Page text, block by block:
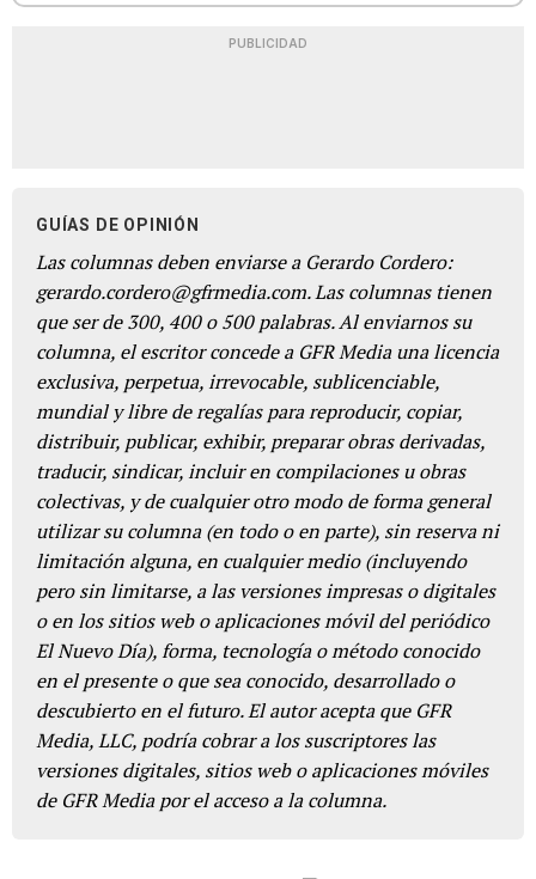
PUBLICIDAD
GUÍAS DE OPINIÓN
Las columnas deben enviarse a Gerardo Cordero:
gerardo.cordero@gfrmedia.com. Las columnas tienen
que ser de 300, 400 o 500 palabras. Al enviarnos su
columna, el escritor concede a GFR Media una licencia
exclusiva, perpetua, irrevocable, sublicenciable,
mundial y libre de regalías para reproducir, copiar,
distribuir, publicar, exhibir, preparar obras derivadas,
traducir, sindicar, incluir en compilaciones u obras
colectivas, y de cualquier otro modo de forma general
utilizar su columna (en todo o en parte), sin reserva ni
limitación alguna, en cualquier medio (incluyendo
pero sin limitarse, a las versiones impresas o digitales
o en los sitios web o aplicaciones móvil del periódico
El Nuevo Día), forma, tecnología o método conocido
en el presente o que sea conocido, desarrollado o
descubierto en el futuro. El autor acepta que GFR
Media, LLC, podría cobrar a los suscriptores las
versiones digitales, sitios web o aplicaciones móviles
de GFR Media por el acceso a la columna.